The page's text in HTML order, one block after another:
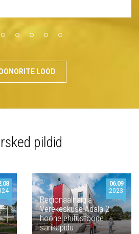
LOOD
pildid
Regionaalhaigla
Verekeskuse Ädala 2
hoone ehitustööde
sarikapidu
06.09
2023